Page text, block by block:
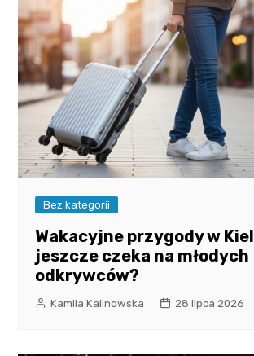
Bez kategorii
Wakacyjne przygody w
jeszcze czeka na młodych
odkrywców?
Kamila Kalinowska 28 lipca 2026